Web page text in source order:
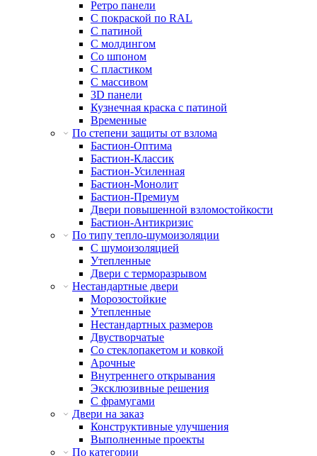
Ретро панели
С покраской по RAL
С патиной
С молдингом
Со шпоном
С пластиком
С массивом
3D панели
Кузнечная краска с патиной
Временные
По степени защиты от взлома
Бастион-Оптима
Бастион-Классик
Бастион-Усиленная
Бастион-Монолит
Бастион-Премиум
Двери повышенной взломостойкости
Бастион-Антикризис
По типу тепло-шумоизоляции
С шумоизоляцией
Утепленные
Двери с терморазрывом
Нестандартные двери
Морозостойкие
Утепленные
Нестандартных размеров
Двустворчатые
Со стеклопакетом и ковкой
Арочные
Внутреннего открывания
Эксклюзивные решения
С фрамугами
Двери на заказ
Конструктивные улучшения
Выполненные проекты
По категории